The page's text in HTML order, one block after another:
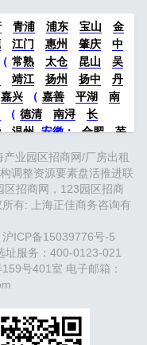
青浦 浦东 宝山
金
江门 惠州 肇庆
中
（ 常熟 太仓 昆山
吴
靖江 扬州 扬中
丹
嘉兴 （ 嘉善 平湖
南
（ 德清 南浔
长
温州 安徽： 合肥
芜
中部： 南昌 郑州
成都 德阳 长沙
株洲
廊坊 （ 固安 香河
大
涞水 ） 太原
晋中
泉州 龙岩 西南：
： 印尼 泰国
越南
荷兰 美国 地产商： 灯
业园区招商网/厂房出租
调整资源要素盘活推进联
招商网，123园区招商
有: 上海正佳商务咨询有
沪ICP备15039776号-5
址服务：400-0123-021
号401室 电子邮箱：